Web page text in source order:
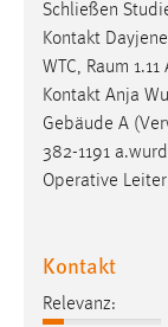
Schließen
Kontakt
WTC, Raum
Kontakt Anja
Gebäude A
382-1191
Operative
Kontakt
Relevanz: